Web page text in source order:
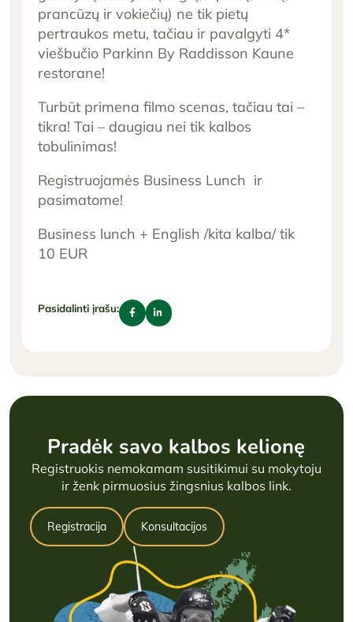
prancūzų ir vokiečių) ne tik pietų
pertraukos metu, tačiau ir pavalgyti 4*
viešbučio Parkinn By Raddisson Kaune
restorane!
Turbūt primena filmo scenas, tačiau tai –
tikra! Tai – daugiau nei tik kalbos
tobulinimas!
Registruojamės Business Lunch ir
pasimatome!
Business lunch + English /kita kalba/ tik
10 EUR
Pasidalinti įrašu:
Pradėk savo kalbos kelionę
Registruokis nemokamam susitikimui su mokytoju
ir ženk pirmuosius žingsnius kalbos link.
Registracija Konsultacijos